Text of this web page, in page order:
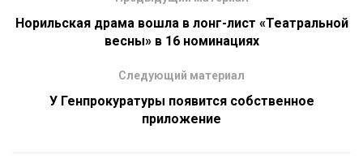
Норильская драма вошла в лонг-лист «Театральной
весны» в 16 номинациях
Следующий материал
У Генпрокуратуры появится собственное
приложение